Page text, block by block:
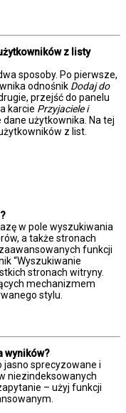
z listy
sposoby. Po pierwsze,
odnośnik Dodaj do
przejść do panelu
karcie Przyjaciele i
użytkownika. Na tej
z list.
w pole wyszukiwania
a także stronach
funkcji
“Wyszukiwanie
stronach witryny.
mechanizmem
stylu.
wyników?
jasno sprecyzowane i
niezindeksowanych
– użyj funkcji